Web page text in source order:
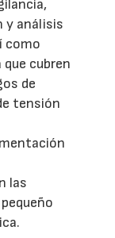
y análisis
como
cubren
de
tensión
las